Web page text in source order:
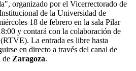
organizado por el Vicerrectorado de
de la Universidad de
18 de febrero en la sala Pilar
y contará con la colaboración de
La entrada es libre hasta
en directo a través del canal de
de Zaragoza.